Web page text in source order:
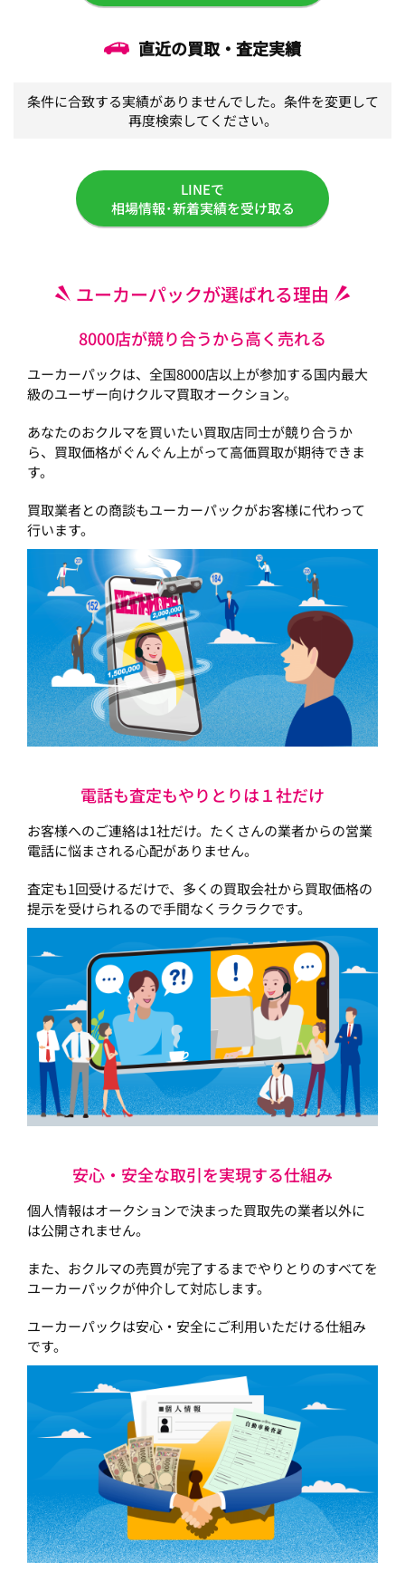
直近の買取・査定実績
条件に合致する実績がありませんでした。条件を変更して
再度検索してください。
LINEで
相場情報･新着実績を受け取る
ユーカーパックが選ばれる理由
8000店が競り合うから高く売れる
ユーカーパックは、全国8000店以上が参加する国内最大
級のユーザー向けクルマ買取オークション。
あなたのおクルマを買いたい買取店同士が競り合うか
ら、買取価格がぐんぐん上がって高価買取が期待できま
す。
買取業者との商談もユーカーパックがお客様に代わって
行います。
電話も査定もやりとりは１社だけ
お客様へのご連絡は1社だけ。たくさんの業者からの営業
電話に悩まされる心配がありません。
査定も1回受けるだけで、多くの買取会社から買取価格の
提示を受けられるので手間なくラクラクです。
安心・安全な取引を実現する仕組み
個人情報はオークションで決まった買取先の業者以外に
は公開されません。
また、おクルマの売買が完了するまでやりとりのすべてを
ユーカーパックが仲介して対応します。
ユーカーパックは安心・安全にご利用いただける仕組み
です。